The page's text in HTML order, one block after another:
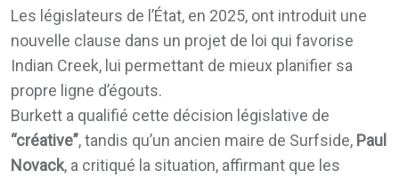
Les législateurs de l’État, en 2025, ont introduit une
nouvelle clause dans un projet de loi qui favorise
Indian Creek, lui permettant de mieux planifier sa
propre ligne d’égouts.
Burkett a qualifié cette décision législative de
“créative”, tandis qu’un ancien maire de Surfside, Paul
Novack, a critiqué la situation, affirmant que les